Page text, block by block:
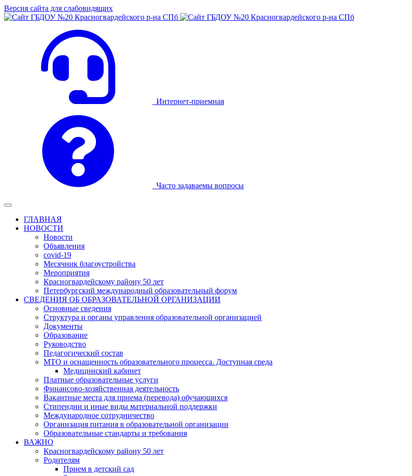
Версия сайта для слабовидящих
Интернет-приемная
Часто задаваемы вопросы
ГЛАВНАЯ
НОВОСТИ
Новости
Объявления
covid-19
Месячник благоустройства
Мероприятия
Красногвардейскому району 50 лет
Петербургский международный образовательный форум
СВЕДЕНИЯ ОБ ОБРАЗОВАТЕЛЬНОЙ ОРГАНИЗАЦИИ
Основные сведения
Структура и органы управления образовательной организацией
Документы
Образование
Руководство
Педагогический состав
МТО и оснащенность образовательного процесса. Доступная среда
Медицинский кабинет
Платные образовательные услуги
Финансово-хозяйственная деятельность
Вакантные места для приема (перевода) обучающихся
Стипендии и иные виды материальной поддержки
Международное сотрудничество
Организация питания в образовательной организации
Образовательные стандарты и требования
ВАЖНО
Красногвардейскому району 50 лет
Родителям
Прием в детский сад